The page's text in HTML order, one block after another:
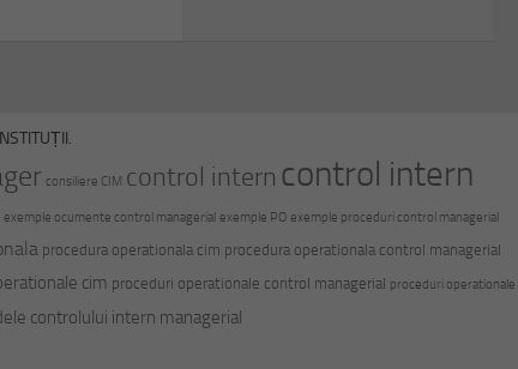
consiliere CIM control intern control intern
exemple ocumente control managerial exemple PO exemple proceduri control managerial
procedura operationala cim procedura operationala control managerial
cim proceduri operationale control managerial proceduri operationale
controlului intern managerial